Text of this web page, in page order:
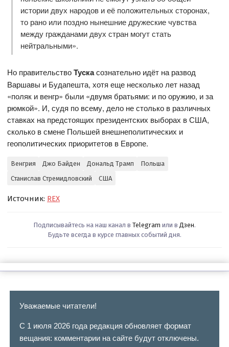
истории двух народов и её положительных сторонах,
то рано или поздно нынешние дружеские чувства
между гражданами двух стран могут стать
нейтральными».
Но правительствоТускасознательно идёт на развод
Варшавы и Будапешта, хотя еще несколько лет назад
«поляк и венгр» были «двумя братьями: и по оружию, и за
рюмкой». И, судя по всему, дело не столько в различных
ставках на предстоящих президентских выборах в США,
сколько в смене Польшей внешнеполитических и
геополитических приоритетов в Европе.
Венгрия Джо Байден Дональд Трамп
Польша
Станислав Стремидловский
США
Источник: REX
Подписывайтесь на наш канал в Telegram или в Дзен.
Будьте всегда в курсе главных событий дня.
Уважаемые читатели!
С 1 июля 2026 года редакция обновляет формат
вещания: комментарии на сайте будут отключены.